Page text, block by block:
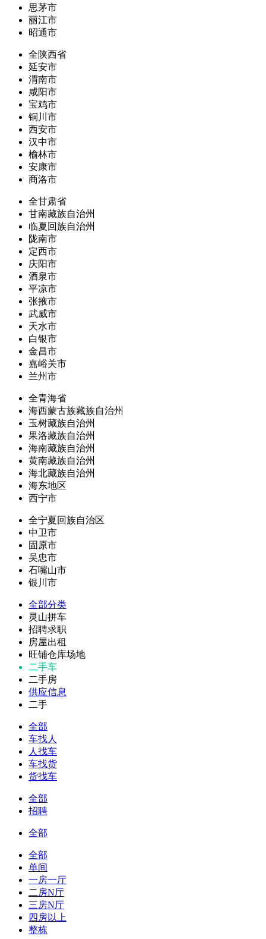
思茅市
丽江市
昭通市
全陕西省
延安市
渭南市
咸阳市
宝鸡市
铜川市
西安市
汉中市
榆林市
安康市
商洛市
全甘肃省
甘南藏族自治州
临夏回族自治州
陇南市
定西市
庆阳市
酒泉市
平凉市
张掖市
武威市
天水市
白银市
金昌市
嘉峪关市
兰州市
全青海省
海西蒙古族藏族自治州
玉树藏族自治州
果洛藏族自治州
海南藏族自治州
黄南藏族自治州
海北藏族自治州
海东地区
西宁市
全宁夏回族自治区
中卫市
固原市
吴忠市
石嘴山市
银川市
全部分类
灵山拼车
招聘求职
房屋出租
旺铺仓库场地
二手车
二手房
供应信息
二手
全部
车找人
人找车
车找货
货找车
全部
招聘
全部
全部
单间
一房一厅
二房N厅
三房N厅
四房以上
整栋